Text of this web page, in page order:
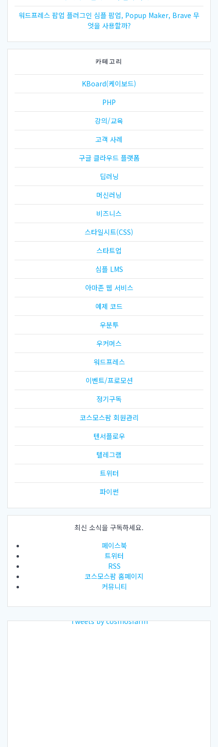
워드프레스 팝업 플러그인 심플 팝업, Popup Maker, Brave 무
엇을 사용할까?
카테고리
KBoard(케이보드)
PHP
강의/교육
고객 사례
구글 클라우드 플랫폼
딥러닝
머신러닝
비즈니스
스타일시트(CSS)
스타트업
심플 LMS
아마존 웹 서비스
예제 코드
우분투
우커머스
워드프레스
이벤트/프로모션
정기구독
코스모스팜 회원관리
텐서플로우
텔레그램
트위터
파이썬
최신 소식을 구독하세요.
페이스북
트위터
RSS
코스모스팜 홈페이지
커뮤니티
Tweets by cosmosfarm